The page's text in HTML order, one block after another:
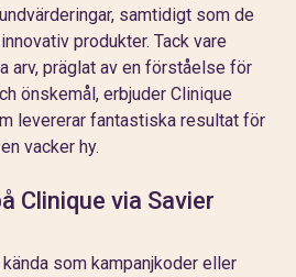
samtidigt som de
produkter. Tack vare
arv, präglat av en förståelse för
önskemål, erbjuder Clinique
levererar fantastiska resultat för
en vacker hy.
Clinique via Savier
som kampanjkoder eller